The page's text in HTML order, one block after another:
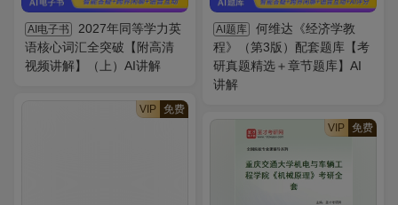
AI电子书
2027年同等学力英
语核心词汇全突破【附高清
视频讲解】（上）AI讲解
AI题库
何维达《经济学教
程》（第3版）配套题库【考
研真题精选＋章节题库】AI
讲解
VIP 免费
VIP 免费